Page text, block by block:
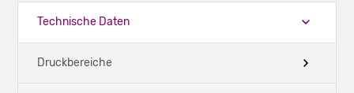
Technische Daten
Druckbereiche